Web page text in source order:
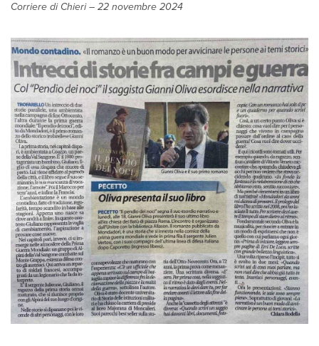
Corriere di Chieri – 22 novembre 2024